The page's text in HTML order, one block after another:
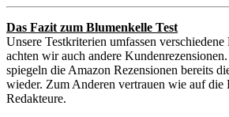
Das Fazit zum Blumenkelle Test
Unsere Testkriterien umfassen
achten wir auch andere
spiegeln die Amazon Rezensionen bereits
wieder. Zum Anderen vertrauen wie auf die
Redakteure.